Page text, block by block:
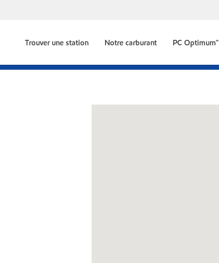
Trouver une station Notre carburant PC Optimum🅪